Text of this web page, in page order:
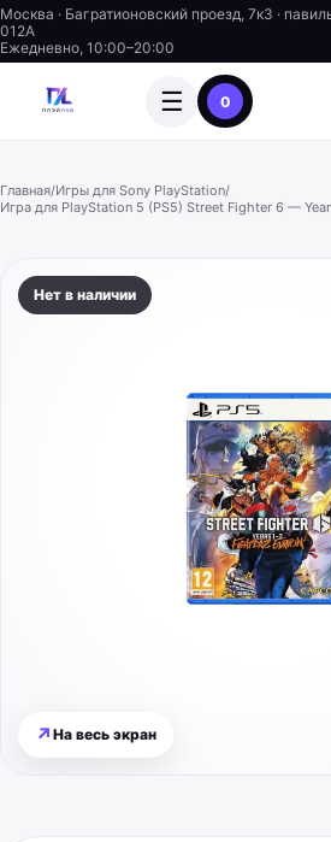
Москва · Багратионовский проезд, 7к3 ·
012A
Ежедневно, 10:00–20:00
☰ 0
Главная/Игры для Sony PlayStation/
Игра для PlayStation 5 (PS5) Street Fighter 6 —
Нет в наличии
↗ На весь экран